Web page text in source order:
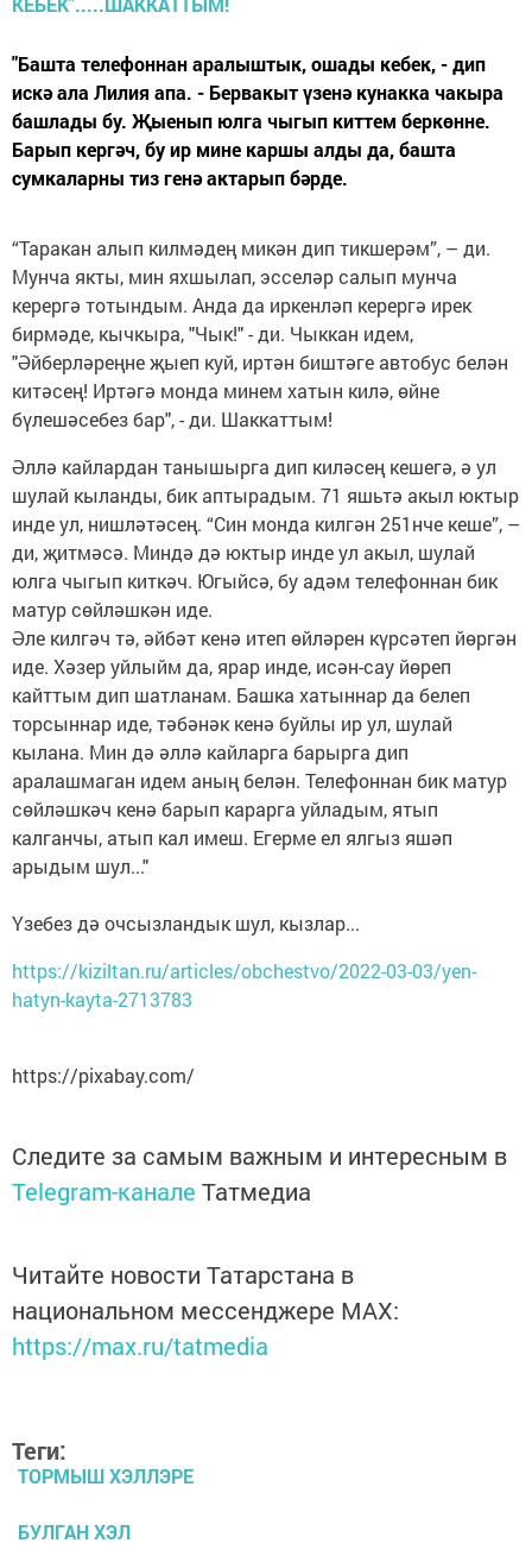
"Башта телефоннан аралыштык, ошады кебек, - дип
искә ала Лилия апа. - Бервакыт үзенә кунакка чакыра
башлады бу. Җыенып юлга чыгып киттем беркөнне.
Барып кергәч, бу ир мине каршы алды да, башта
сумкаларны тиз генә актарып бәрде.
“Таракан алып килмәдең микән дип тикшерәм”, – ди.
Мунча якты, мин яхшылап, эсселәр салып мунча
керергә тотындым. Анда да иркенләп керергә ирек
бирмәде, кычкыра, "Чык!" - ди. Чыккан идем,
"Әйберләреңне җыеп куй, иртән биштәге автобус белән
китәсең! Иртәгә монда минем хатын килә, өйне
бүлешәсебез бар", - ди. Шаккаттым!
Әллә кайлардан танышырга дип киләсең кешегә, ә ул
шулай кыланды, бик аптырадым. 71 яшьтә акыл юктыр
инде ул, нишләтәсең. “Син монда килгән 251нче кеше”, –
ди, җитмәсә. Миндә дә юктыр инде ул акыл, шулай
юлга чыгып киткәч. Югыйсә, бу адәм телефоннан бик
матур сөйләшкән иде.
Әле килгәч тә, әйбәт кенә итеп өйләрен күрсәтеп йөргән
иде. Хәзер уйлыйм да, ярар инде, исән-сау йөреп
кайттым дип шатланам. Башка хатыннар да белеп
торсыннар иде, тәбәнәк кенә буйлы ир ул, шулай
кылана. Мин дә әллә кайларга барырга дип
аралашмаган идем аның белән. Телефоннан бик матур
сөйләшкәч кенә барып карарга уйладым, ятып
калганчы, атып кал имеш. Егерме ел ялгыз яшәп
арыдым шул..."
Үзебез дә очсызландык шул, кызлар...
https://kiziltan.ru/articles/obchestvo/2022-03-03/yen-
hatyn-kayta-2713783
https://pixabay.com/
Следите за самым важным и интересным в
Telegram-канале Татмедиа
Читайте новости Татарстана в
национальном мессенджере MАХ:
https://max.ru/tatmedia
Теги:
ТОРМЫШ ХЭЛЛЭРЕ
БУЛГАН ХЭЛ